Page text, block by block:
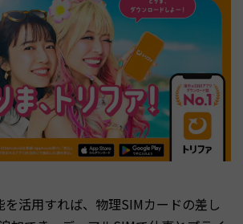
活用すれば、物理SIMカードの差し